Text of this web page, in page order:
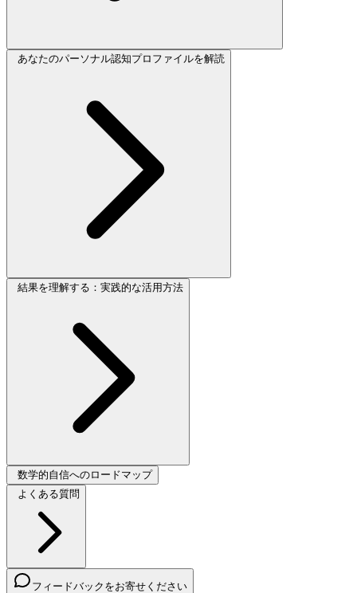
あなたのパーソナル認知プロファイルを解読
結果を理解する：実践的な活用方法
数学的自信へのロードマップ
よくある質問
フィードバックをお寄せください